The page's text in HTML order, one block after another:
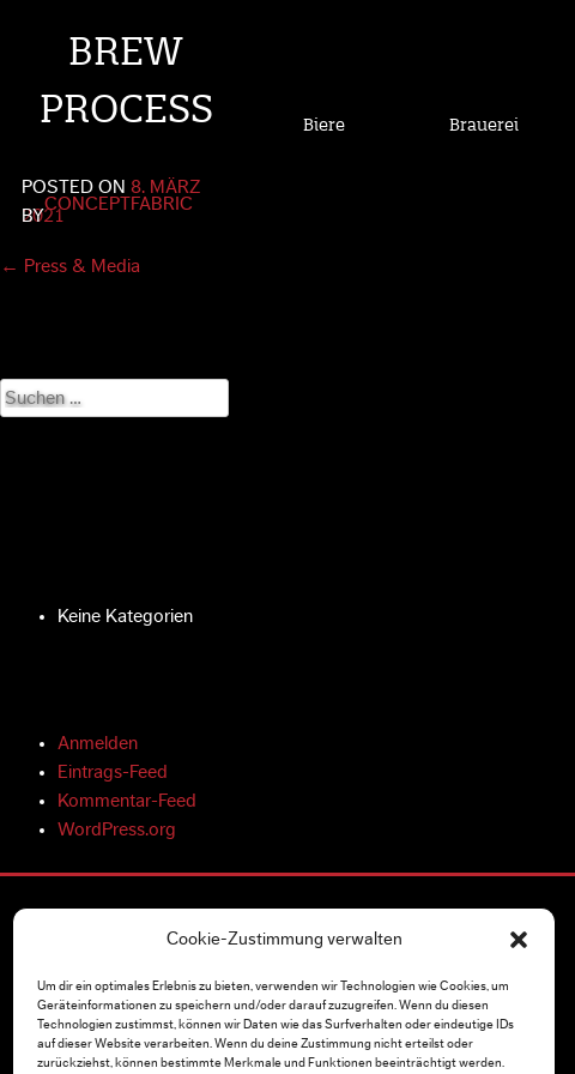
Cookie-Zustimmung verwalten
Um dir ein optimales Erlebnis zu bieten, verwenden wir Technologien wie Cookies, um
Geräteinformationen zu speichern und/oder darauf zuzugreifen. Wenn du diesen
Technologien zustimmst, können wir Daten wie das Surfverhalten oder eindeutige IDs
auf dieser Website verarbeiten. Wenn du deine Zustimmung nicht erteilst oder
zurückziehst, können bestimmte Merkmale und Funktionen beeinträchtigt werden.
Biere Brauerei
BREW
PROCESS
POSTED ON 8. MÄRZ
2021
BY
CONCEPTFABRIC
Post
← Press & Media
Suchen
nach:
Keine Kategorien
Anmelden
Eintrags-Feed
Kommentar-Feed
WordPress.org
ÜBER UNS
Vertrieb
Unternehmen
Presse & Medien